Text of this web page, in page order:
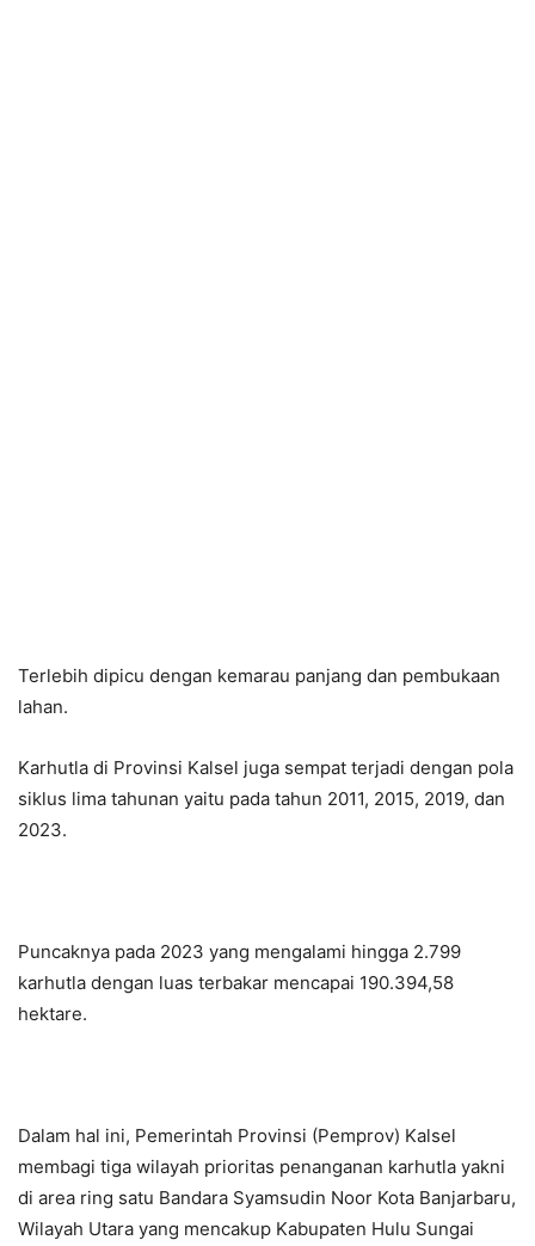
Terlebih dipicu dengan kemarau panjang dan pembukaan
lahan.
Karhutla di Provinsi Kalsel juga sempat terjadi dengan pola
siklus lima tahunan yaitu pada tahun 2011, 2015, 2019, dan
2023.
Puncaknya pada 2023 yang mengalami hingga 2.799
karhutla dengan luas terbakar mencapai 190.394,58
hektare.
Dalam hal ini, Pemerintah Provinsi (Pemprov) Kalsel
membagi tiga wilayah prioritas penanganan karhutla yakni
di area ring satu Bandara Syamsudin Noor Kota Banjarbaru,
Wilayah Utara yang mencakup Kabupaten Hulu Sungai